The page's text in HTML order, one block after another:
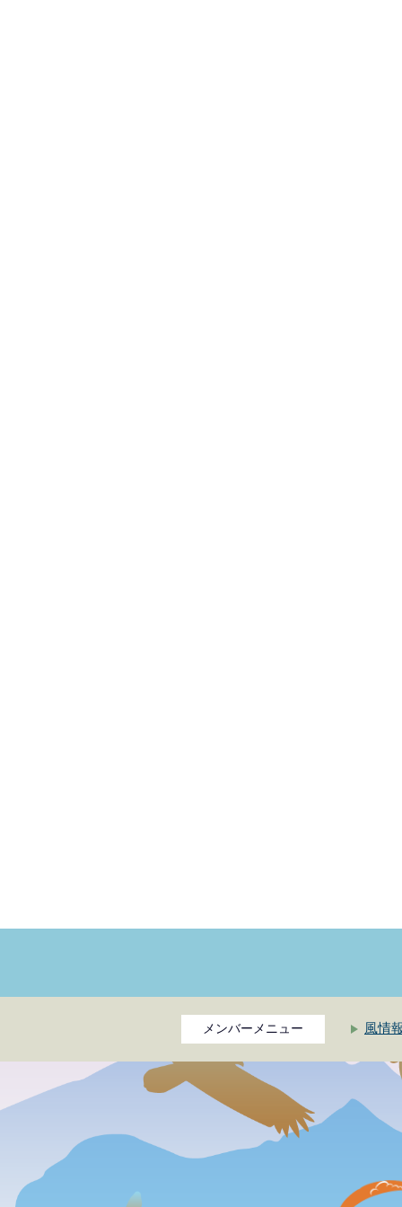
メンバーメニュー 風情